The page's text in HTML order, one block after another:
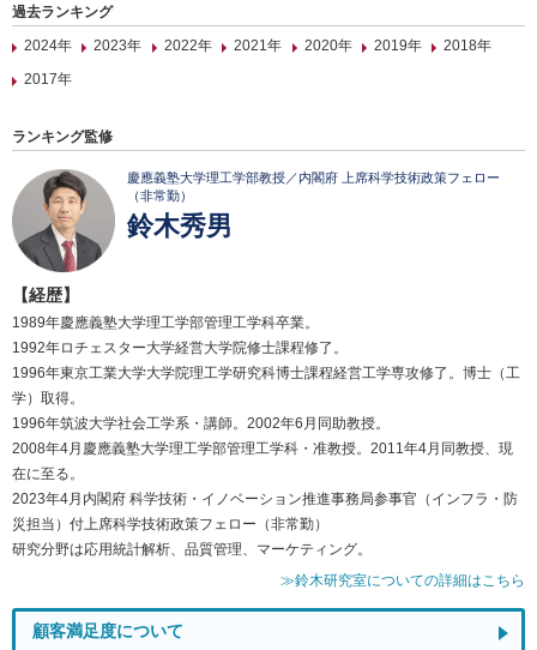
過去ランキング
2024年
2023年 2022年 2021年 2020年 2019年
2018年
2017年
ランキング監修
慶應義塾大学理工学部教授／内閣府 上席科学技術政策フェロー
（非常勤）
鈴木秀男
【経歴】
1989年慶應義塾大学理工学部管理工学科卒業。
1992年ロチェスター大学経営大学院修士課程修了。
1996年東京工業大学大学院理工学研究科博士課程経営工学専攻修了。博士（工
学）取得。
1996年筑波大学社会工学系・講師。2002年6月同助教授。
2008年4月慶應義塾大学理工学部管理工学科・准教授。2011年4月同教授、現
在に至る。
2023年4月内閣府 科学技術・イノベーション推進事務局参事官（インフラ・防
災担当）付上席科学技術政策フェロー（非常勤）
研究分野は応用統計解析、品質管理、マーケティング。
≫鈴木研究室についての詳細はこちら
顧客満足度について